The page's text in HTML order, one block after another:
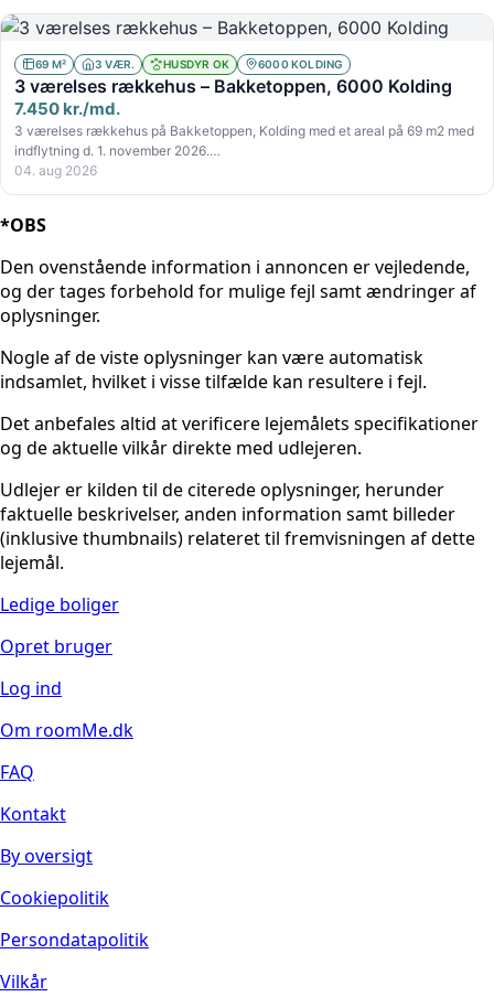
69 M² 3 VÆR. HUSDYR OK 6000 KOLDING
3 værelses rækkehus – Bakketoppen, 6000 Kolding
7.450 kr./md.
3 værelses rækkehus på Bakketoppen, Kolding med et areal på 69 m2 med
indflytning d. 1. november 2026.…
04. aug 2026
*OBS
Den ovenstående information i annoncen er vejledende,
og der tages forbehold for mulige fejl samt ændringer af
oplysninger.
Nogle af de viste oplysninger kan være automatisk
indsamlet, hvilket i visse tilfælde kan resultere i fejl.
Det anbefales altid at verificere lejemålets specifikationer
og de aktuelle vilkår direkte med udlejeren.
Udlejer er kilden til de citerede oplysninger, herunder
faktuelle beskrivelser, anden information samt billeder
(inklusive thumbnails) relateret til fremvisningen af dette
lejemål.
Ledige boliger
Opret bruger
Log ind
Om roomMe.dk
FAQ
Kontakt
By oversigt
Cookiepolitik
Persondatapolitik
Vilkår